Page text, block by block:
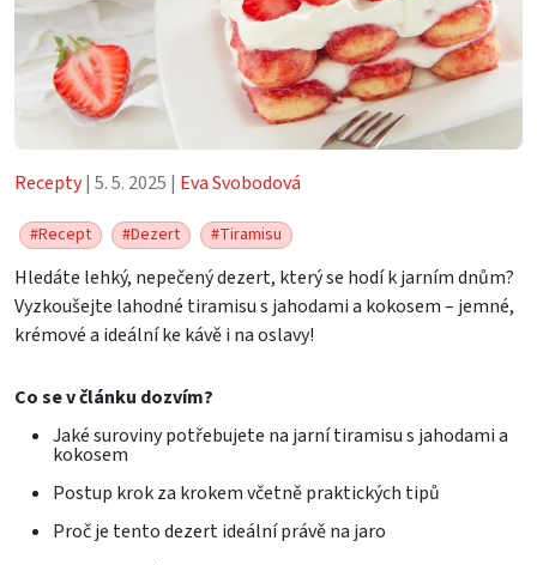
Recepty| 5. 5. 2025 | Eva Svobodová
#Recept #Dezert #Tiramisu
Hledáte lehký, nepečený dezert, který se hodí k jarním dnům?
Vyzkoušejte lahodné tiramisu s jahodami a kokosem – jemné,
krémové a ideální ke kávě i na oslavy!
Co se v článku dozvím?
Jaké suroviny potřebujete na jarní tiramisu s jahodami a
kokosem
Postup krok za krokem včetně praktických tipů
Proč je tento dezert ideální právě na jaro